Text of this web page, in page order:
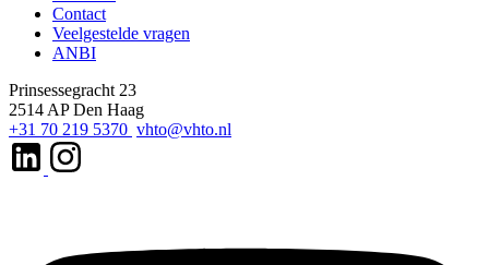
Contact
Veelgestelde vragen
ANBI
Prinsessegracht 23
2514 AP Den Haag
+31 70 219 5370 vhto@vhto.nl